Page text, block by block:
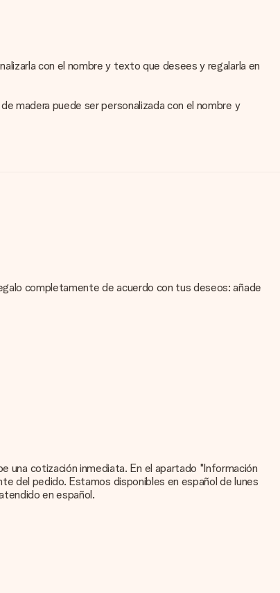
con el nombre y texto que desees y regalarla en
madera puede ser personalizada con el nombre y
completamente de acuerdo con tus deseos: añade
seguro de la calidad de la imagen, ponte en contacto
usar? Ponte en contacto con nuestro servicio de
de servicio al cliente; ¡Nos encantará ayudarte!
tarjeta para que el destinatario sepa exactamente a
motivos de fiesta. Así, tu obsequio está listo para ser
cotización inmediata. En el apartado "Información
del pedido. Estamos disponibles en español de lunes
en español.